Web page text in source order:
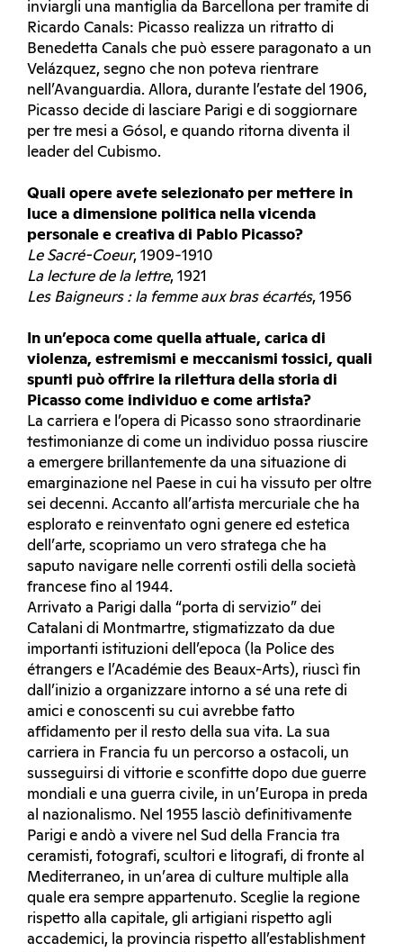
inviargli una mantiglia da Barcellona per tramite di
Ricardo Canals: Picasso realizza un ritratto di
Benedetta Canals che può essere paragonato a un
Velázquez, segno che non poteva rientrare
nell’Avanguardia. Allora, durante l’estate del 1906,
Picasso decide di lasciare Parigi e di soggiornare
per tre mesi a Gósol, e quando ritorna diventa il
leader del Cubismo.
Quali opere avete selezionato per mettere in
luce a dimensione politica nella vicenda
personale e creativa di Pablo Picasso?
Le Sacré-Coeur, 1909-1910
La lecture de la lettre, 1921
Les Baigneurs : la femme aux bras écartés, 1956
In un’epoca come quella attuale, carica di
violenza, estremismi e meccanismi tossici, quali
spunti può offrire la rilettura della storia di
Picasso come individuo e come artista?
La carriera e l’opera di Picasso sono straordinarie
testimonianze di come un individuo possa riuscire
a emergere brillantemente da una situazione di
emarginazione nel Paese in cui ha vissuto per oltre
sei decenni. Accanto all’artista mercuriale che ha
esplorato e reinventato ogni genere ed estetica
dell’arte, scopriamo un vero stratega che ha
saputo navigare nelle correnti ostili della società
francese fino al 1944.
Arrivato a Parigi dalla “porta di servizio” dei
Catalani di Montmartre, stigmatizzato da due
importanti istituzioni dell’epoca (la Police des
étrangers e l’Académie des Beaux-Arts), riuscì fin
dall’inizio a organizzare intorno a sé una rete di
amici e conoscenti su cui avrebbe fatto
affidamento per il resto della sua vita. La sua
carriera in Francia fu un percorso a ostacoli, un
susseguirsi di vittorie e sconfitte dopo due guerre
mondiali e una guerra civile, in un’Europa in preda
al nazionalismo. Nel 1955 lasciò definitivamente
Parigi e andò a vivere nel Sud della Francia tra
ceramisti, fotografi, scultori e litografi, di fronte al
Mediterraneo, in un’area di culture multiple alla
quale era sempre appartenuto. Sceglie la regione
rispetto alla capitale, gli artigiani rispetto agli
accademici, la provincia rispetto all’establishment